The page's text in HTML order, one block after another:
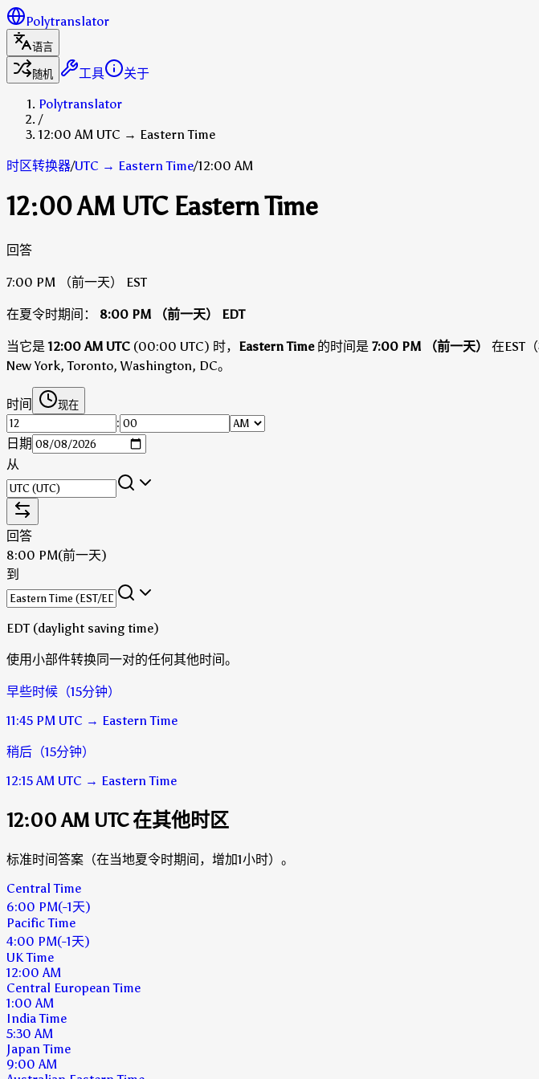
Polytranslator
语言
随机
工具
关于
Polytranslator
/
12:00 AM UTC → Eastern Time
时区转换器/UTC → Eastern Time/12:00 AM
12:00 AM UTC Eastern Time
回答
7:00 PM （前一天） EST
在夏令时期间： 8:00 PM （前一天） EDT
当它是12:00 AM UTC (00:00 UTC) 时， Eastern Time的时间是 7:00 PM （前一天） 在EST
New York, Toronto, Washington, DC。
时间 现在
:
日期
从
回答
8:00 PM(前一天)
到
EDT (daylight saving time)
使用小部件转换同一对的任何其他时间。
早些时候（15分钟）
11:45 PM UTC → Eastern Time
稍后（15分钟）
12:15 AM UTC → Eastern Time
12:00 AM UTC 在其他时区
标准时间答案（在当地夏令时期间，增加1小时）。
Central Time
6:00 PM(-1天)
Pacific Time
4:00 PM(-1天)
UK Time
12:00 AM
Central European Time
1:00 AM
India Time
5:30 AM
Japan Time
9:00 AM